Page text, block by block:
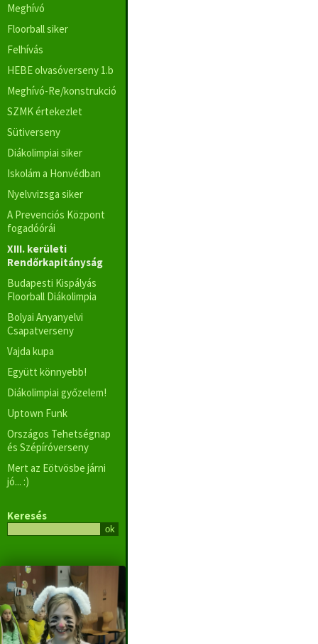
Meghívó
Floorball siker
Felhívás
HEBE olvasóverseny 1.b
Meghívó-Re/konstrukció
SZMK értekezlet
Sütiverseny
Diákolimpiai siker
Iskolám a Honvédban
Nyelvvizsga siker
A Prevenciós Központ
fogadóórái
XIII. kerületi
Rendőrkapitányság
Budapesti Kispályás
Floorball Diákolimpia
Bolyai Anyanyelvi
Csapatverseny
Vajda kupa
Együtt könnyebb!
Diákolimpiai győzelem!
Uptown Funk
Országos Tehetségnap
és Szépíróverseny
Mert az Eötvösbe járni
jó... :)
Keresés